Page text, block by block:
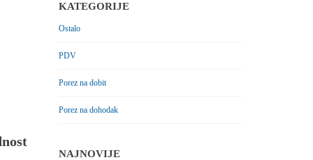
KATEGORIJE
Ostalo
PDV
Porez na dobit
Porez na dohodak
NAJNOVIJE